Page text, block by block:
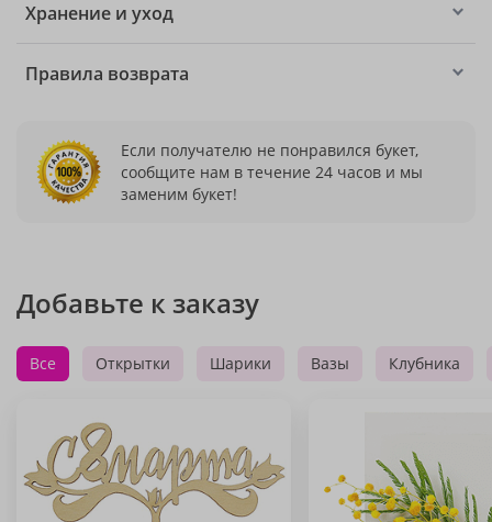
Хранение и уход
Правила возврата
Если получателю не понравился букет,
сообщите нам в течение 24 часов и мы
заменим букет!
Добавьте к заказу
Все Открытки Шарики Вазы Клубника